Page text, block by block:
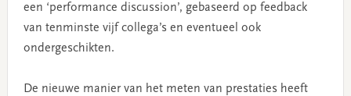
een ‘performance discussion’, gebaseerd op feedback
van tenminste vijf collega’s en eventueel ook
ondergeschikten.
De nieuwe manier van het meten van prestaties heeft